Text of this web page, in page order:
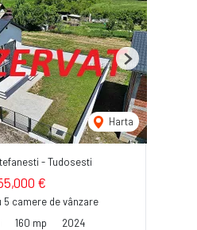
Harta
Next
- Tudosesti
€
5 camere de vânzare
160 mp 2024